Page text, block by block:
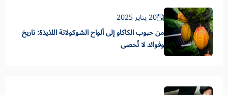
20 يناير 2025
من حبوب الكاكاو إلى ألواح الشوكولاتة اللذيذة: تاريخ
وفوائد لا تُحصى